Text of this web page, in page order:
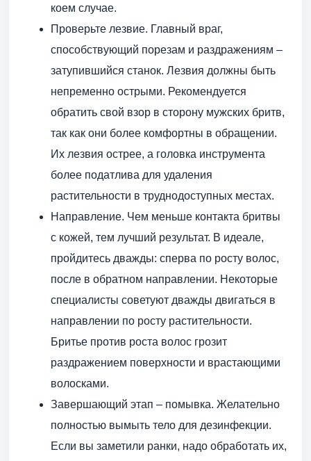
коем случае.
Проверьте лезвие. Главный враг,
способствующий порезам и раздражениям –
затупившийся станок. Лезвия должны быть
непременно острыми. Рекомендуется
обратить свой взор в сторону мужских бритв,
так как они более комфортны в обращении.
Их лезвия острее, а головка инструмента
более податлива для удаления
растительности в труднодоступных местах.
Направление. Чем меньше контакта бритвы
с кожей, тем лучший результат. В идеале,
пройдитесь дважды: сперва по росту волос,
после в обратном направлении. Некоторые
специалисты советуют дважды двигаться в
направлении по росту растительности.
Бритье против роста волос грозит
раздражением поверхности и врастающими
волосками.
Завершающий этап – помывка. Желательно
полностью вымыть тело для дезинфекции.
Если вы заметили ранки, надо обработать их,